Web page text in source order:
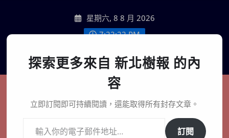
content
星期六, 8 8 月 2026
7:22:24 PM
聯絡我們
新北樹報
在地、記憶、連結、創生
探索更多來自 新北樹報 的內
容
立即訂閱即可持續閱讀，還能取得所有封存文章。
訂閱